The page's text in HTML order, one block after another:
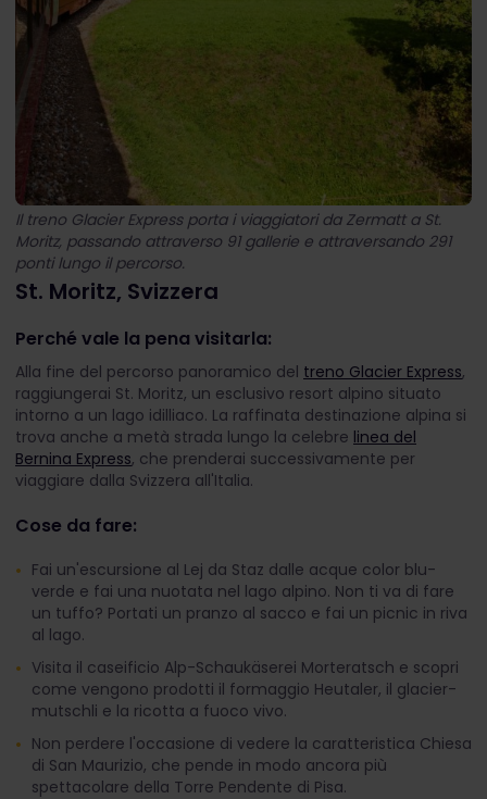
Il treno Glacier Express porta i viaggiatori da Zermatt a St.
Moritz, passando attraverso 91 gallerie e attraversando 291
ponti lungo il percorso.
St. Moritz, Svizzera
Perché vale la pena visitarla:
Alla fine del percorso panoramico del treno Glacier Express,
raggiungerai St. Moritz, un esclusivo resort alpino situato
intorno a un lago idilliaco. La raffinata destinazione alpina si
trova anche a metà strada lungo la celebre linea del
Bernina Express, che prenderai successivamente per
viaggiare dalla Svizzera all'Italia.
Cose da fare:
Fai un'escursione al Lej da Staz dalle acque color blu-
verde e fai una nuotata nel lago alpino. Non ti va di fare
un tuffo? Portati un pranzo al sacco e fai un picnic in riva
al lago.
Visita il caseificio Alp-Schaukäserei Morteratsch e scopri
come vengono prodotti il formaggio Heutaler, il glacier-
mutschli e la ricotta a fuoco vivo.
Non perdere l'occasione di vedere la caratteristica Chiesa
di San Maurizio, che pende in modo ancora più
spettacolare della Torre Pendente di Pisa.